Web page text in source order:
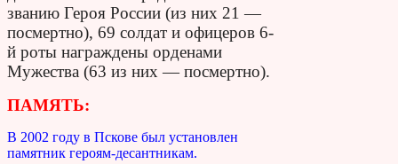
званию Героя России (из них 21 —
посмертно), 69 солдат и офицеров 6-
й роты награждены орденами
Мужества (63 из них — посмертно).
ПАМЯТЬ:
В 2002 году в Пскове был установлен
памятник героям-десантникам.